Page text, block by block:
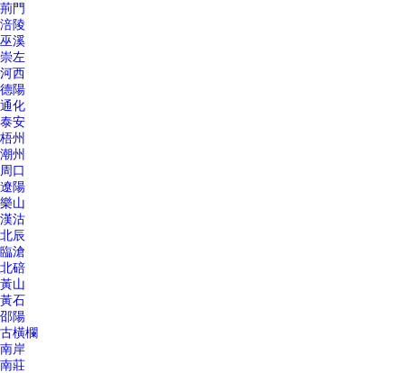
荊門
涪陵
巫溪
崇左
河西
德陽
通化
泰安
梧州
潮州
周口
遼陽
樂山
漢沽
北辰
臨滄
北碚
黃山
黃石
邵陽
古橫欄
南岸
南莊